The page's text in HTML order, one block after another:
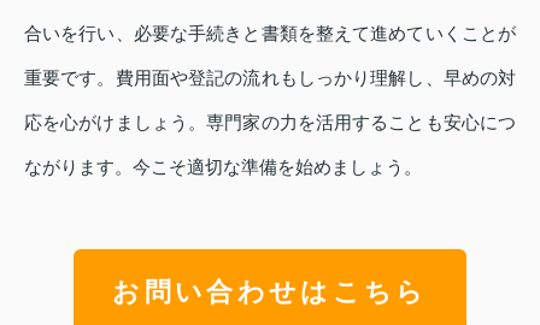
合いを行い、必要な手続きと書類を整えて進めていくことが
重要です。費用面や登記の流れもしっかり理解し、早めの対
応を心がけましょう。専門家の力を活用することも安心につ
ながります。今こそ適切な準備を始めましょう。
お問い合わせはこちら